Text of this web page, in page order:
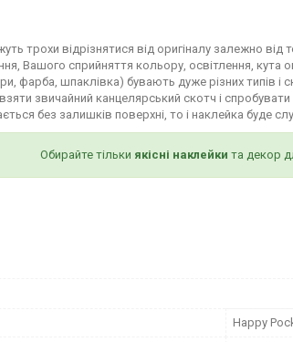
трохи відрізнятися від оригіналу залежно
Вашого сприйняття кольору, освітлення, кута
фарба, шпаклівка) бувають дуже різних типів і
звичайний канцелярський скотч і
без залишків поверхні, то і наклейка буде
Обирайте тільки якісні наклейки та декор
Happy